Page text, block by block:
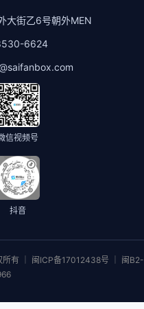
大街乙6号朝外MEN
6624
信视频号
抖音
有 ｜ 闽ICP备17012438号 ｜ 闽B2-